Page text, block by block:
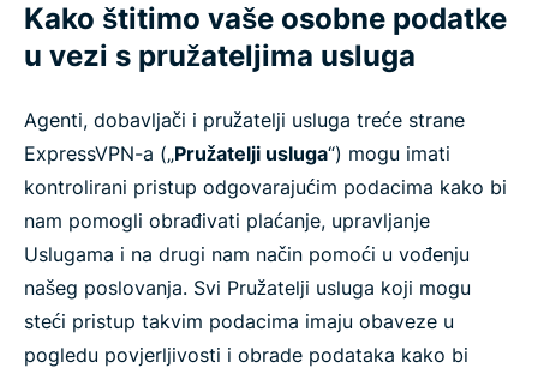
Kako štitimo vaše osobne podatke
u vezi s pružateljima usluga
Agenti, dobavljači i pružatelji usluga treće strane
ExpressVPN-a („Pružatelji usluga“) mogu imati
kontrolirani pristup odgovarajućim podacima kako bi
nam pomogli obrađivati plaćanje, upravljanje
Uslugama i na drugi nam način pomoći u vođenju
našeg poslovanja. Svi Pružatelji usluga koji mogu
steći pristup takvim podacima imaju obaveze u
pogledu povjerljivosti i obrade podataka kako bi